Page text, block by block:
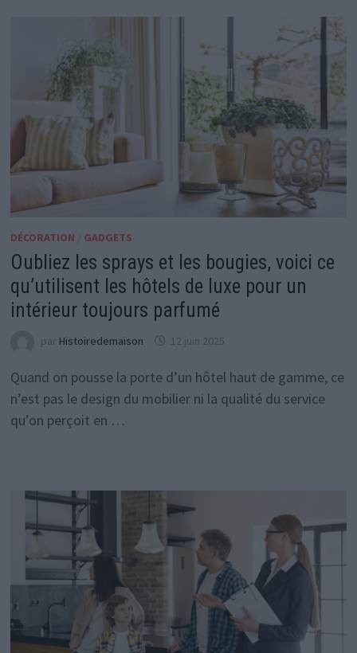
DÉCORATION GADGETS
Oubliez les sprays et les bougies, voici ce
qu’utilisent les hôtels de luxe pour un
intérieur toujours parfumé
par Histoiredemaison 12 juin 2025
Quand on pousse la porte d’un hôtel haut de gamme, ce
n’est pas le design du mobilier ni la qualité du service
qu’on perçoit en …